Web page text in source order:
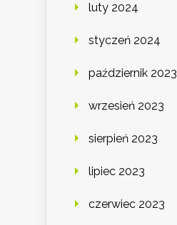
luty 2024
styczeń 2024
październik 2023
wrzesień 2023
sierpień 2023
lipiec 2023
czerwiec 2023